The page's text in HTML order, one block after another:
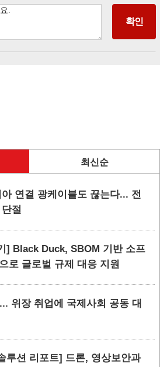
최신순
연결 광케이블도 끊는다... 전
절
] Black Duck, SBOM 기반 소프
로 글로벌 규제 대응 지원
위장 취업에 국제사회 공동 대
루션 리포트] 드론, 영상보안과